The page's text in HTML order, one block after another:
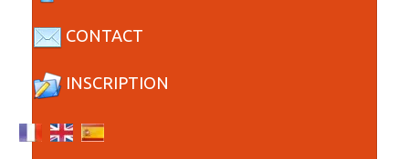
CONTACT
INSCRIPTION